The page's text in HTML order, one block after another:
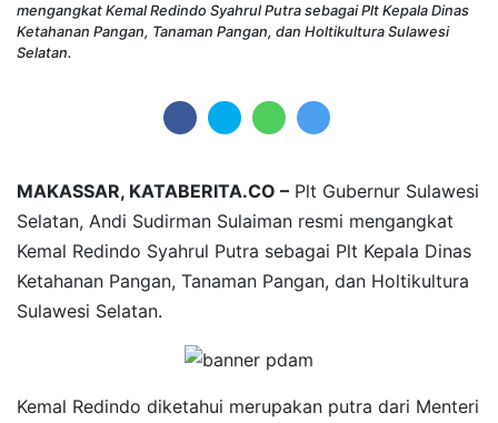
mengangkat Kemal Redindo Syahrul Putra sebagai Plt Kepala Dinas
Ketahanan Pangan, Tanaman Pangan, dan Holtikultura Sulawesi
Selatan.
MAKASSAR, KATABERITA.CO – Plt Gubernur Sulawesi
Selatan, Andi Sudirman Sulaiman resmi mengangkat
Kemal Redindo Syahrul Putra sebagai Plt Kepala Dinas
Ketahanan Pangan, Tanaman Pangan, dan Holtikultura
Sulawesi Selatan.
Kemal Redindo diketahui merupakan putra dari Menteri